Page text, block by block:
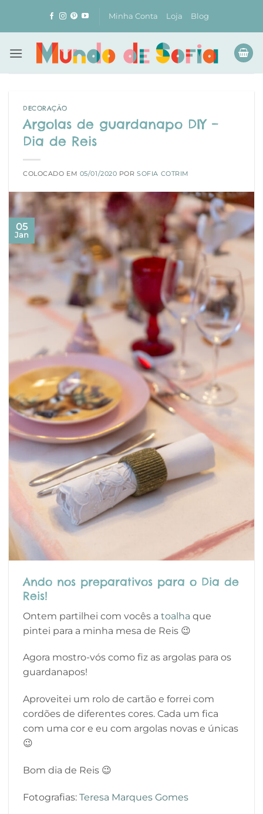
content
Minha Conta Loja Blog
DECORAÇÃO
Argolas de guardanapo DIY –
Dia de Reis
COLOCADO EM 05/01/2020 PORSOFIA COTRIM
05
Jan
Ando nos preparativos para o Dia de
Reis!
Ontem partilhei com vocês a toalha que
pintei para a minha mesa de Reis 😉
Agora mostro-vós como fiz as argolas para os
guardanapos!
Aproveitei um rolo de cartão e forrei com
cordões de diferentes cores. Cada um fica
com uma cor e eu com argolas novas e únicas
😉
Bom dia de Reis 😉
Fotografias: Teresa Marques Gomes